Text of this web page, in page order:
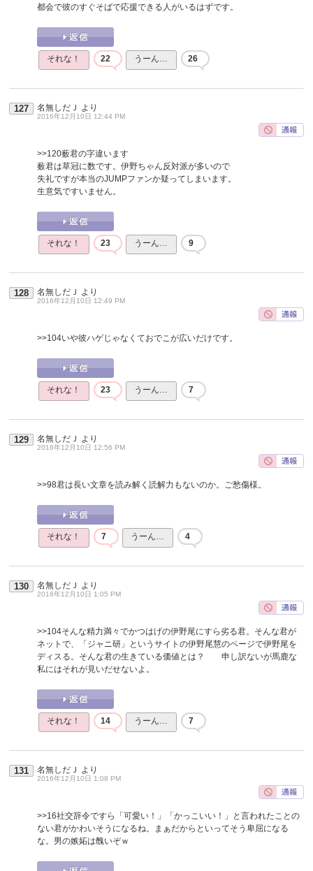
都会で彼のすぐそばで応援できる人がいるはずです。
それな！ 22 うーん… 26
127 名無しだＪ より
2016年12月10日 12:44 PM
>>120薮君の字違います
薮君は草冠に数です。伊野ちゃん反対派が多いので
失礼ですが本当のJUMPファンか疑ってしまいます。
生意気ですいません。
それな！ 23 うーん… 9
128 名無しだＪ より
2016年12月10日 12:49 PM
>>104いや彼ハゲじゃなくておでこが広いだけです。
それな！ 23 うーん… 7
129 名無しだＪ より
2016年12月10日 12:56 PM
>>98君は長い文章を読み解く読解力もないのか。ご愁傷様。
それな！ 7 うーん… 4
130 名無しだＪ より
2016年12月10日 1:05 PM
>>104そんな精力満々でかつはげの伊野尾にすら劣る君。そんな君が
ネットで、「ジャニ研」というサイトの伊野尾慧のページで伊野尾を
ディスる。そんな君の生きている価値とは？ 申し訳ないが馬鹿な
私にはそれが見いだせないよ。
それな！ 14 うーん… 7
131 名無しだＪ より
2016年12月10日 1:08 PM
>>16社交辞令ですら「可愛い！」「かっこいい！」と言われたことの
ない君がかわいそうになるね。まぁだからといってそう卑屈になる
な。男の嫉妬は醜いぞｗ